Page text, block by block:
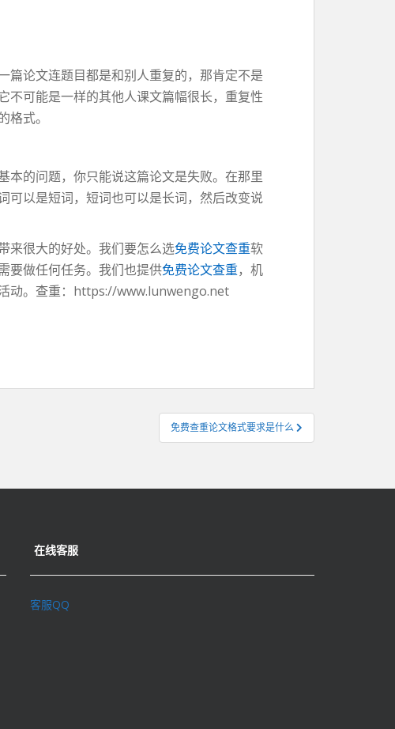
篇论文连题目都是和别人重复的，那肯定不是
不可能是一样的其他人课文篇幅很长，重复性
式。
本的问题，你只能说这篇论文是失败。在那里
可以是短词，短词也可以是长词，然后改变说
来很大的好处。我们要怎么选免费论文查重软
要做任何任务。我们也提供免费论文查重，机
动。查重：https://www.lunwengo.net
免费查重论文格式要求是什么
在线客服
客服QQ